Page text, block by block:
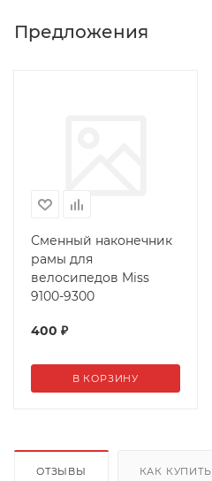
Предложения
Сменный наконечник
рамы для
велосипедов Miss
9100-9300
400 ₽
В КОРЗИНУ
ОТЗЫВЫ КАК КУПИТЬ